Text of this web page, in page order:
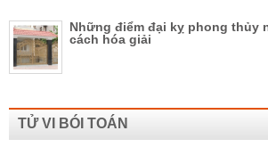
Những điểm đại kỵ phong thủy
cách hóa giải
TỬ VI BÓI TOÁN